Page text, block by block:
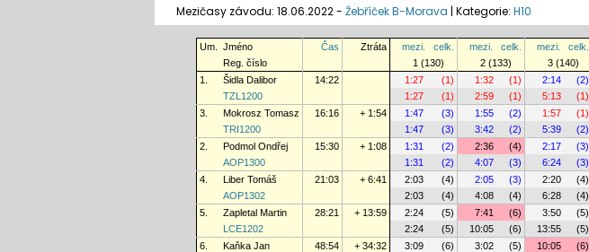
Mezičasy závodu: 18.06.2022 - Žebříček B-Morava | Kategorie: H10
Um. Jméno Čas Ztráta mezi. celk. mezi. celk. mezi. celk.
Reg. číslo
1 (130) 2 (133) 3 (140)
1.
Šidla Dalibor 14:22 1:27 (1) 1:32 (1) 2:14 (2)
TZL1200
1:27 (1) 2:59 (1) 5:13 (1)
3.
Mokrosz Tomasz 16:16 + 1:54 1:47 (3) 1:55 (2) 1:57 (1)
TRI1200
1:47 (3) 3:42 (2) 5:39 (2)
2.
Podmol Ondřej 15:30 + 1:08 1:31 (2) 2:36 (4) 2:17 (3)
AOP1300
1:31 (2) 4:07 (3) 6:24 (3)
4.
Liber Tomáš 21:03 + 6:41 2:03 (4) 2:05 (3) 2:20 (4)
AOP1302
2:03 (4) 4:08 (4) 6:28 (4)
5.
Zapletal Martin 28:21 + 13:59 2:24 (5) 7:41 (6) 3:50 (5)
LCE1202
2:24 (5) 10:05 (6) 13:55 (5)
6.
Kaňka Jan 48:54 + 34:32 3:09 (6) 3:02 (5) 10:05 (6)